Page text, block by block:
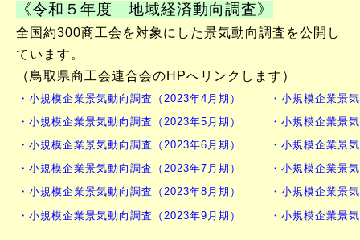
《令和５年度 地域経済動向調査》
全国約300商工会を対象にした景気動向調査を公開し
ています。
（鳥取県商工会連合会のHPへリンクします）
・ 小規模企業景気動向調査（2023年4月期） ・ 小規模企業景
・ 小規模企業景気動向調査（2023年5月期） ・ 小規模企業景
・ 小規模企業景気動向調査（2023年6月期） ・ 小規模企業景
・ 小規模企業景気動向調査（2023年7月期） ・ 小規模企業景
・ 小規模企業景気動向調査（2023年8月期） ・ 小規模企業景
・ 小規模企業景気動向調査（2023年9月期） ・ 小規模企業景